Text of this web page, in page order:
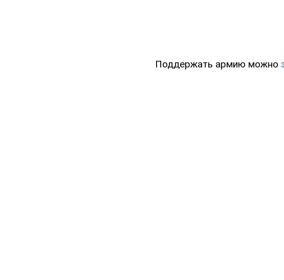
Поддержать армию можно